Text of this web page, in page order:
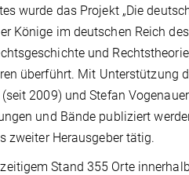
wurde das Projekt „Die
Könige im deutschen Reich
und
überführt. Mit Unterstützung
2009) und Stefan
und Bände publiziert
zweiter Herausgeber tätig.
Stand 355 Orte